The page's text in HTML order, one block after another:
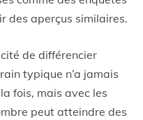
des aperçus similaires.
de différencier
typique n’a jamais
fois, mais avec les
peut atteindre des